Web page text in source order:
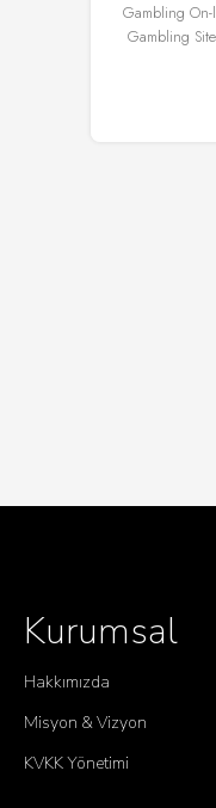
Gambling
Gambling
Kurumsal
Hakkımızda
Misyon & Vizyon
KVKK Yönetimi